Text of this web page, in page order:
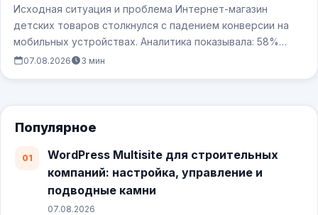
скорости и удобства
Исходная ситуация и проблема Интернет-магазин
детских товаров столкнулся с падением конверсии на
мобильных устройствах. Аналитика показывала: 58%
пользователей уходили со…
07.08.2026 3 мин
Популярное
WordPress Multisite для строительных
компаний: настройка, управление и
подводные камни
07.08.2026